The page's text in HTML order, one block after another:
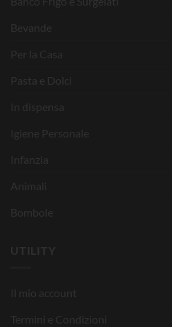
Bevande
Per la Casa
Pasta e Dolci
In dispensa
Igiene Personale
Infanzia
Animali
Bombole
UTILITY
Il mio account
Termini e Condizioni